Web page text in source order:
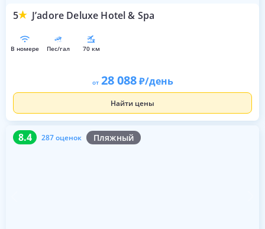
5 J’adore Deluxe Hotel & Spa
в номере пес/гал 70 км
от 28 088 /день
Найти цены
8.4 287 оценок Пляжный
8.4 287 оценок